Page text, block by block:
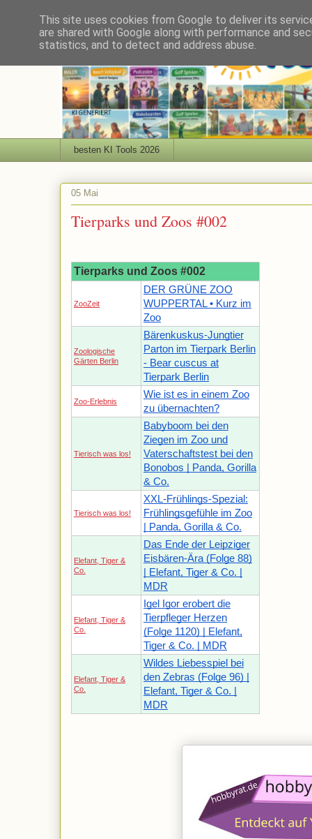
besten KI Tools 2026
05 Mai
Tierparks und Zoos #002
Tierparks und Zoos #002
ZooZeit
DER GRÜNE ZOO
WUPPERTAL • Kurz im
Zoo
Zoologische
Gärten Berlin
Bärenkuskus-Jungtier
Parton im Tierpark Berlin
- Bear cuscus at
Tierpark Berlin
Zoo-Erlebnis
Wie ist es in einem Zoo
zu übernachten?
Tierisch was los!
Babyboom bei den
Ziegen im Zoo und
Vaterschaftstest bei den
Bonobos | Panda, Gorilla
& Co.
Tierisch was los!
XXL-Frühlings-Spezial:
Frühlingsgefühle im Zoo
| Panda, Gorilla & Co.
Elefant, Tiger &
Co.
Das Ende der Leipziger
Eisbären-Ära (Folge 88)
| Elefant, Tiger & Co. |
MDR
Elefant, Tiger &
Co.
Igel Igor erobert die
Tierpfleger Herzen
(Folge 1120) | Elefant,
Tiger & Co. | MDR
Elefant, Tiger &
Co.
Wildes Liebesspiel bei
den Zebras (Folge 96) |
Elefant, Tiger & Co. |
MDR
This site uses cookies from Google to deliver its
are shared with Google along with performance and
statistics, and to detect and address abuse.